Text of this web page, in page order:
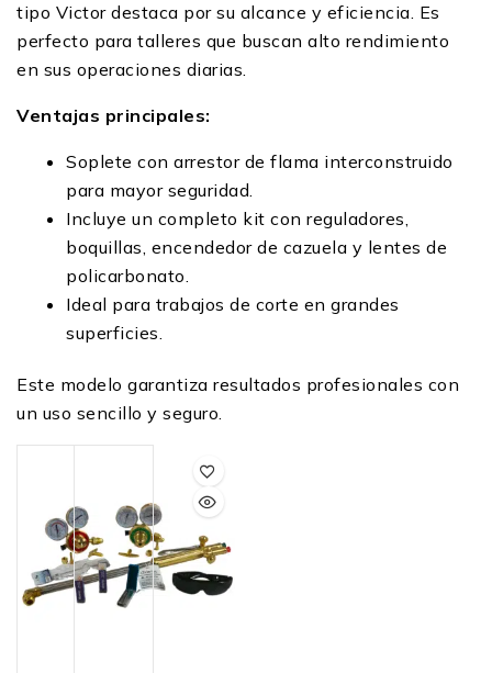
tipo Victor destaca por su alcance y eficiencia. Es
perfecto para talleres que buscan alto rendimiento
en sus operaciones diarias.
Ventajas principales:
Soplete con arrestor de flama interconstruido
para mayor seguridad.
Incluye un completo kit con reguladores,
boquillas, encendedor de cazuela y lentes de
policarbonato.
Ideal para trabajos de corte en grandes
superficies.
Este modelo garantiza resultados profesionales con
un uso sencillo y seguro.